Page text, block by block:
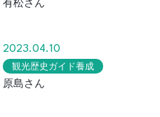
有松さん
2023.04.10
観光歴史ガイド養成
原島さん